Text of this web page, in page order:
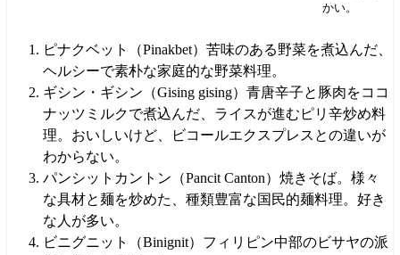
かい。
ピナクベット（Pinakbet）苦味のある野菜を煮込んだ、
ヘルシーで素朴な家庭的な野菜料理。
ギシン・ギシン（Gising gising）青唐辛子と豚肉をココ
ナッツミルクで煮込んだ、ライスが進むピリ辛炒め料
理。おいしいけど、ビコールエクスプレスとの違いが
わからない。
パンシットカントン（Pancit Canton）焼きそば。様々
な具材と麺を炒めた、種類豊富な国民的麺料理。好き
な人が多い。
ビニグニット（Binignit）フィリピン中部のビサヤの派